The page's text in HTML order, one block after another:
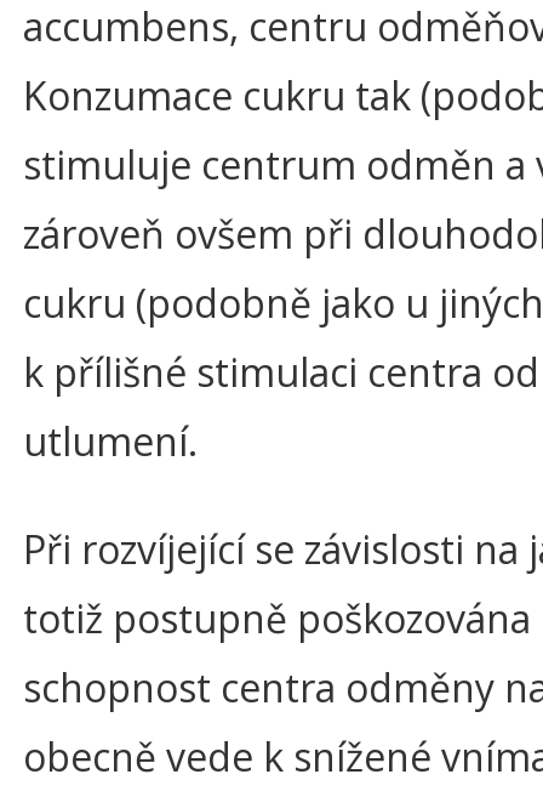
accumbens, centru
Konzumace cukru tak
stimuluje centrum odměn
zároveň ovšem při
cukru (podobně jako u
k přílišné stimulaci centra
utlumení.
Při rozvíjející se závislosti
totiž postupně
schopnost centra odměny
obecně vede k snížené